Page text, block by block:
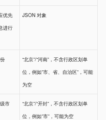
优先
进行
JSON 对象
“北京”/“河南”，不含行政区划单
位，例如”市、省、自治区”，可能
为空
市
“北京”/“开封”，不含行政区划单
位，例如”市”，可能为空